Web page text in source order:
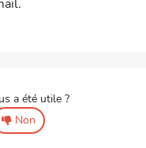
a été utile ?
Non